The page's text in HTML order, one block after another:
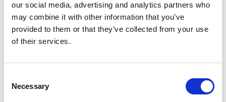
our social media, advertising and analytics partners who
may combine it with other information that you’ve
provided to them or that they’ve collected from your use
of their services.
Selection
Necessary